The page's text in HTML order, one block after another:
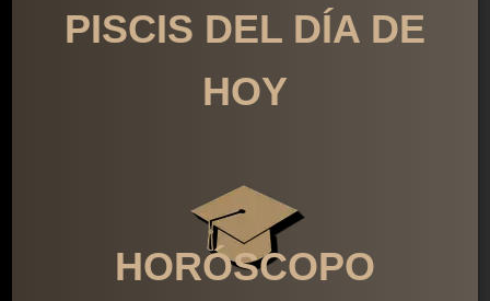
PISCIS DEL DÍA DE
HOY
HORÓSCOPO